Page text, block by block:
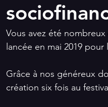
Vous avez été
lancée en mai 2019
Grâce à nos généreux
création six fois au